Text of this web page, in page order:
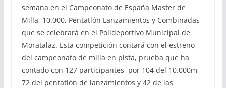
semana en el Campeonato de España Master de
Milla, 10.000, Pentatlón Lanzamientos y Combinadas
que se celebrará en el Polideportivo Municipal de
Moratalaz. Esta competición contará con el estreno
del campeonato de milla en pista, prueba que ha
contado con 127 participantes, por 104 del 10.000m,
72 del pentatlón de lanzamientos y 42 de las